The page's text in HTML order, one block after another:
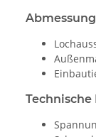
Technische